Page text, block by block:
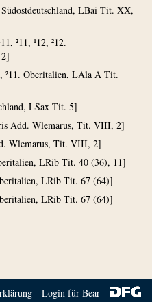
Südostdeutschland, LBai Tit. XX,
²11, ¹12, ²12.
²11. Oberitalien, LAla A Tit.
LSax Tit. 5]
Add. Wlemarus, Tit. VIII, 2]
Wlemarus, Tit. VIII, 2]
LRib Tit. 40 (36), 11]
LRib Tit. 67 (64)]
LRib Tit. 67 (64)]
Login für Bearbeiter